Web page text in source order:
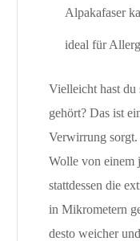
Alpakafaser
ideal für
Vielleicht hast du
gehört? Das ist
Verwirrung
Wolle von einem
stattdessen die
in Mikrometern
desto weicher